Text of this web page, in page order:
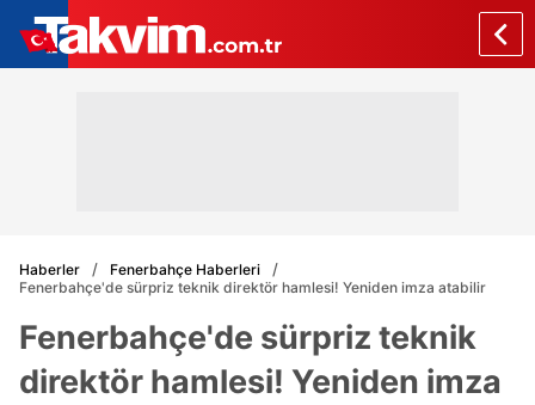
Haberler
Fenerbahçe Haberleri
Fenerbahçe'de sürpriz teknik direktör hamlesi! Yeniden imza atabilir
Fenerbahçe'de sürpriz teknik
direktör hamlesi! Yeniden imza